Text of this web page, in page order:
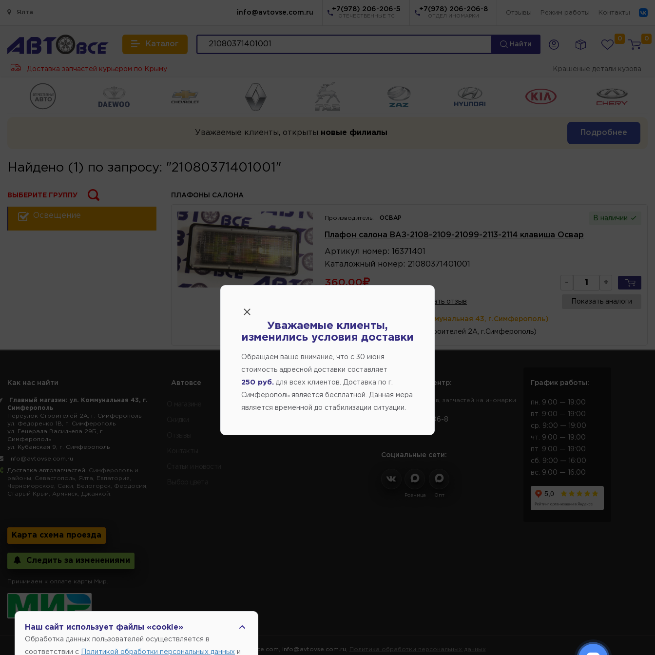
Ялта info@avtovse.com.ru
+7(978) 206-206-5
ОТЕЧЕСТВЕННЫЕ ТС
+7(978) 206-206-8
ОТДЕЛ ИНОМАРКИ
Отзывы Режим работы Контакты
Каталог Найти
0 0
Доставка запчастей курьером по Крыму Крашеные детали кузова
Уважаемые клиенты, открыты новые филиалы Подробнее
Найдено (1) по запросу: "21080371401001"
ВЫБЕРИТЕ ГРУППУ
Освещение
ПЛАФОНЫ САЛОНА
Производитель: ОСВАР В наличии
Плафон салона ВАЗ-2108-2109-21099-2113-2114 клавиша Освар
Артикул номер : 16371401
Каталожный номер : 21080371401001
360.00 - +
Написать отзыв Показать аналоги
(ул.Коммунальная 43, г.Симферополь)
(Переулок Строителей 2А, г.Симферополь)
Как нас найти
Главный магазин: ул. Коммунальная 43, г.
Симферополь
Переулок Строителей 2А, г. Симферополь
ул. Федоренко 1В, г. Симферополь
ул. Генерала Васильева 29Б, г.
Симферополь
ул. Кубанская 9, г. Симферополь
info@avtovse.com.ru
Доставка автозапчастей , Симферополь и
районы, Севастополь, Ялта, Евпатория,
Черноморское, Саки, Белогорск, Феодосия,
Старый Крым, Армянск, Джанкой.
Карта схема проезда
Следить за изменениями
Принимаем к оплате карты Мир.
Автовсе Справочный центр: Справочный центр:
Заказ шин, дисков, запчастей на иномарки
+7(978) 206-206-8
Социальные сети:
Розница Опт
График работы:
пн. 9:00 — 19:00
вт. 9:00 — 19:00
ср. 9:00 — 19:00
чт. 9:00 — 19:00
пт. 9:00 — 19:00
сб. 9:00 — 16:00
вс. 9:00 — 16:00
Copyright @2014-2026 | Автовсе.com info@avtovse.com.ru Политика обработки персональных данных
Наш сайт использует файлы «cookie»
Обработка данных пользователей осуществляется в
соответствии с Политикой обработки персональных данных и
Уважаемые клиенты,
изменились условия доставки
Обращаем ваше внимание, что c 30 июня
стоимость адресной доставки составляет
250 руб. для всех клиентов. Доставка по г.
Симферополь является бесплатной. Данная мера
является временной до стабилизации ситуации.